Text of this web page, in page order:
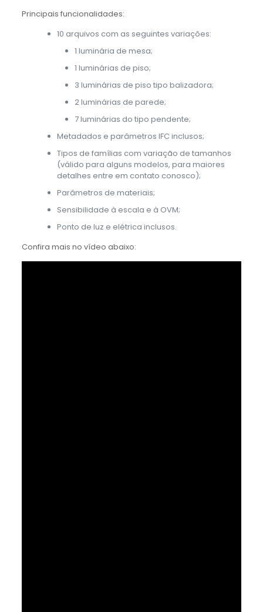
Principais funcionalidades:
10 arquivos com as seguintes variações:
1 luminária de mesa;
1 luminárias de piso;
3 luminárias de piso tipo balizadora;
2 luminárias de parede;
7 luminárias do tipo pendente;
Metadados e parâmetros IFC inclusos;
Tipos de famílias com variação de tamanhos
(válido para alguns modelos, para maiores
detalhes entre em contato conosco);
Parâmetros de materiais;
Sensibilidade à escala e à OVM;
Ponto de luz e elétrica inclusos.
Confira mais no vídeo abaixo: